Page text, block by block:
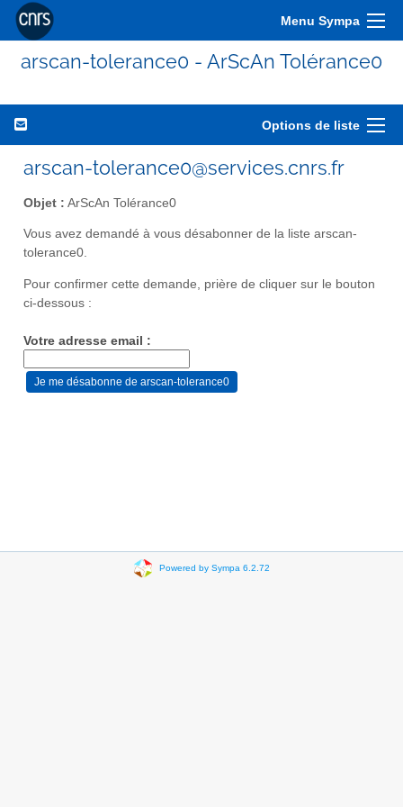
Menu Sympa
arscan-tolerance0 - ArScAn Tolérance0
Options de liste
arscan-tolerance0@services.cnrs.fr
Objet : ArScAn Tolérance0
Vous avez demandé à vous désabonner de la liste arscan-
tolerance0.
Pour confirmer cette demande, prière de cliquer sur le bouton
ci-dessous :
Votre adresse email :
Powered by Sympa 6.2.72